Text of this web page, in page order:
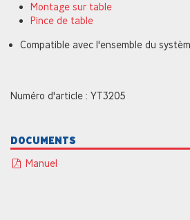
Montage sur table
Pince de table
Compatible avec l'ensemble du
Numéro d'article : YT3205
DOCUMENTS
Manuel